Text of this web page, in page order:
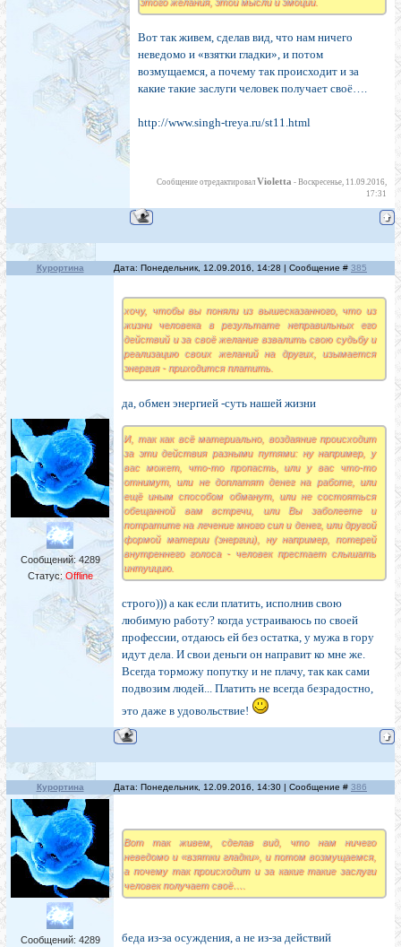
Вот так живем, сделав вид, что нам ничего
неведомо и «взятки гладки», и потом
возмущаемся, а почему так происходит и за
какие такие заслуги человек получает своё….
http://www.singh-treya.ru/st11.html
Сообщение отредактировал Violetta - Воскресенье, 11.09.2016,
17:31
Курортина Дата: Понедельник, 12.09.2016, 14:28 | Сообщение # 385
Сообщений:4289
Статус: Offline
хочу, чтобы вы поняли из вышесказанного, что из
жизни человека в результате неправильных его
действий и за своё желание взвалить свою судьбу и
реализацию своих желаний на других, изымается
энергия - приходится платить.
да, обмен энергией -суть нашей жизни
И, так как всё материально, воздаяние происходит
за эти действия разными путями: ну например, у
вас может, что-то пропасть, или у вас что-то
отнимут, или не доплатят денег на работе, или
ещё иным способом обманут, или не состояться
обещанной вам встречи, или Вы заболеете и
потратите на лечение много сил и денег, или другой
формой материи (энергии), ну например, потерей
внутреннего голоса - человек престает слышать
интуицию.
строго))) а как если платить, исполнив свою
любимую работу? когда устраиваюсь по своей
профессии, отдаюсь ей без остатка, у мужа в гору
идут дела. И свои деньги он направит ко мне же.
Всегда торможу попутку и не плачу, так как сами
подвозим людей... Платить не всегда безрадостно,
это даже в удовольствие!
Курортина Дата: Понедельник, 12.09.2016, 14:30 | Сообщение # 386
Сообщений: 4289
Вот так живем, сделав вид, что нам ничего
неведомо и «взятки гладки», и потом возмущаемся,
а почему так происходит и за какие такие заслуги
человек получает своё….
беда из-за осуждения, а не из-за действий